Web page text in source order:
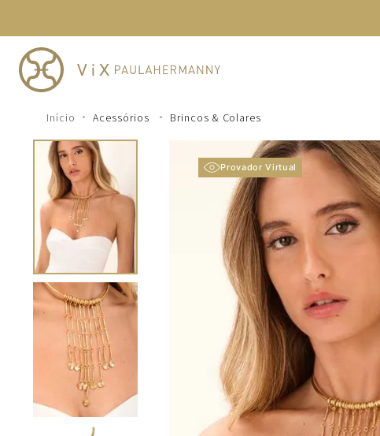
Acessórios Brincos & Colares
Provador Virtual
cheeky
2º
vestido
vestido curto
calcinha
vestidos
saida
top
verde